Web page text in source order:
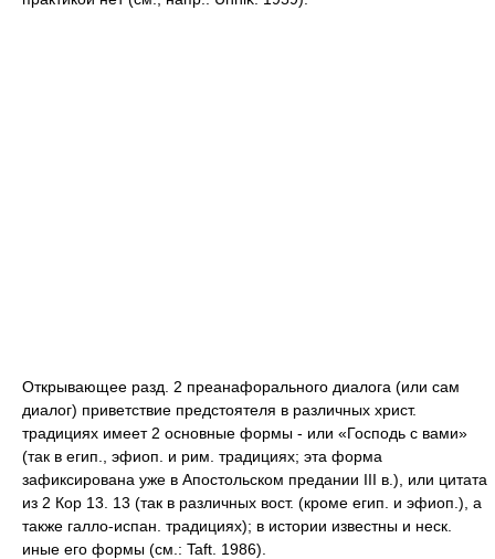
Открывающее разд. 2 преанафорального диалога (или сам
диалог) приветствие предстоятеля в различных христ.
традициях имеет 2 основные формы - или «Господь с вами»
(так в егип., эфиоп. и рим. традициях; эта форма
зафиксирована уже в Апостольском предании III в.), или цитата
из 2 Кор 13. 13 (так в различных вост. (кроме егип. и эфиоп.), а
также галло-испан. традициях); в истории известны и неск.
иные его формы (см.: Taft. 1986).